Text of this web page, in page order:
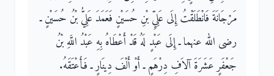
مَرْجَانَةَ فَانْطَلَقْتُ إِلَى عَلِيِّ بْنِ حُسَيْنٍ فَعَمَدَ عَلِيُّ بْنُ حُسَيْنٍ ـ
رضى الله عنهما ـ إِلَى عَبْدٍ لَهُ قَدْ أَعْطَاهُ بِهِ عَبْدُ اللَّهِ بْنُ
جَعْفَرٍ عَشَرَةَ آلاَفِ دِرْهَمٍ ـ أَوْ أَلْفَ دِينَارٍ ـ فَأَعْتَقَهُ‏.‏